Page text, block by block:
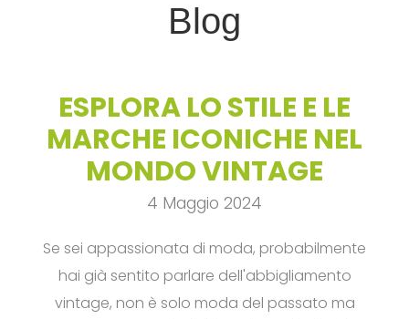
Blog
ESPLORA LO STILE E LE
MARCHE ICONICHE NEL
MONDO VINTAGE
4 Maggio 2024
Se sei appassionata di moda, probabilmente
hai già sentito parlare dell'abbigliamento
vintage, non è solo moda del passato ma